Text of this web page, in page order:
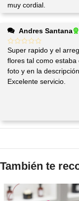
muy cordial.
Andres Santana
Super rapido y el
flores tal como estaba
foto y en la descripción.
Excelente servicio.
También te